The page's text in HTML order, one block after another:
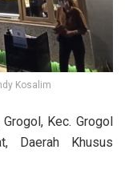
Kosalim
Kec. Grogol
Daerah Khusus